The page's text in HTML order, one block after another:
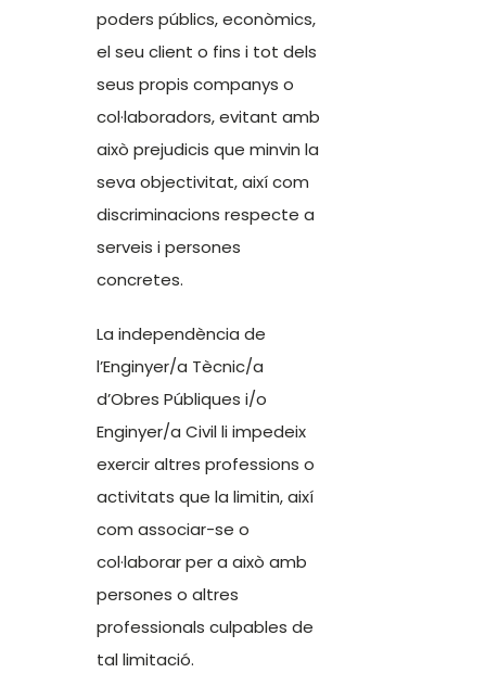
poders públics, econòmics,
el seu client o fins i tot dels
seus propis companys o
col·laboradors, evitant amb
això prejudicis que minvin la
seva objectivitat, així com
discriminacions respecte a
serveis i persones
concretes.
La independència de
l’Enginyer/a Tècnic/a
d’Obres Públiques i/o
Enginyer/a Civil li impedeix
exercir altres professions o
activitats que la limitin, així
com associar-se o
col·laborar per a això amb
persones o altres
professionals culpables de
tal limitació.